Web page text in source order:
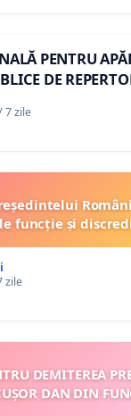
PENTRU
DE
7 zile
funcție și
zile
DEMITEREA
DAN DIN